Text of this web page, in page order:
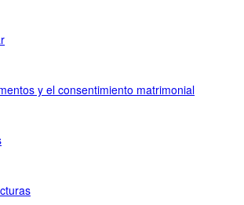
y el consentimiento matrimonial